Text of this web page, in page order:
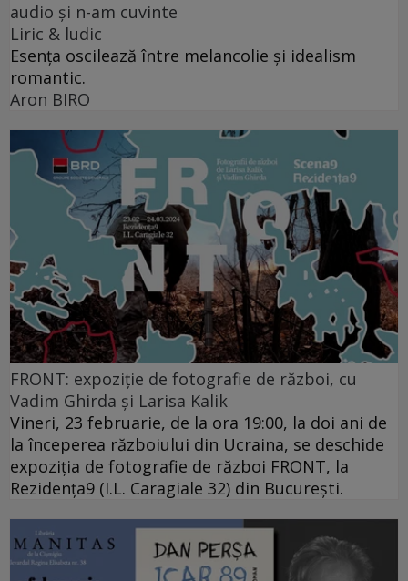
audio şi n-am cuvinte
Liric & ludic
Esența oscilează între melancolie și idealism
romantic.
Aron BIRO
FRONT: expoziție de fotografie de război, cu
Vadim Ghirda și Larisa Kalik
Vineri, 23 februarie, de la ora 19:00, la doi ani de
la începerea războiului din Ucraina, se deschide
expoziția de fotografie de război FRONT, la
Rezidența9 (I.L. Caragiale 32) din București.